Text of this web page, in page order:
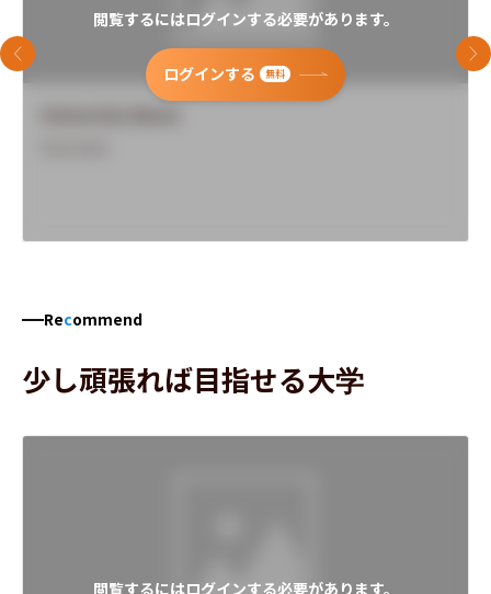
閲覧するにはログインする必要があります。
ログインする 無料
前のスライド 次
Recommend
少し頑張れば目指せる大学
閲覧するにはログインする必要があります。